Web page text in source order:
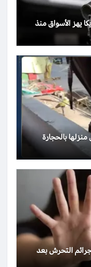
يهز الأسواق منذ
بالحجارة
التحرش بعد